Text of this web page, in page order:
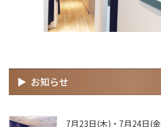
お知らせ
7月23日(木)・7月24日(